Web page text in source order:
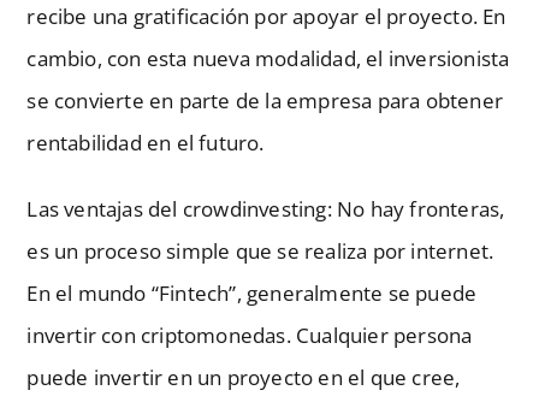
recibe una gratificación por apoyar el proyecto. En
cambio, con esta nueva modalidad, el inversionista
se convierte en parte de la empresa para obtener
rentabilidad en el futuro.
Las ventajas del crowdinvesting: No hay fronteras,
es un proceso simple que se realiza por internet.
En el mundo “Fintech”, generalmente se puede
invertir con criptomonedas. Cualquier persona
puede invertir en un proyecto en el que cree,